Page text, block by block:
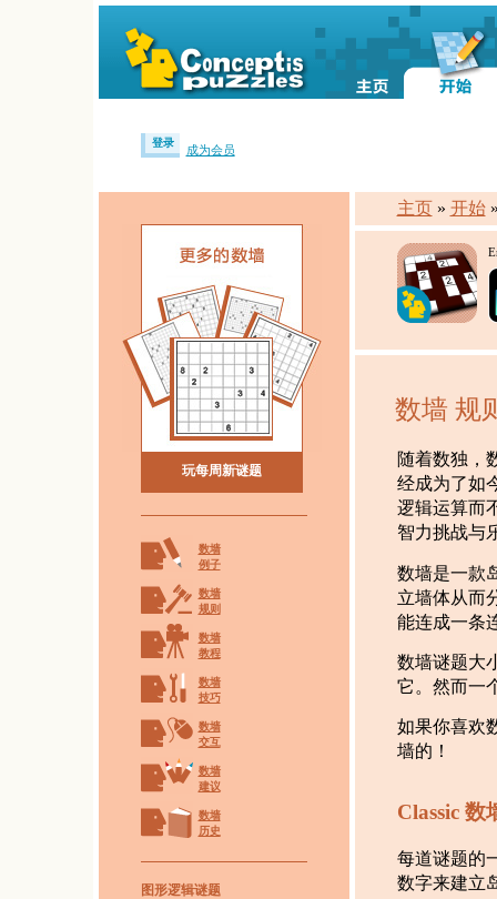
登录
成为会员
玩每周新谜题
数墙
例子
数墙
规则
数墙
教程
数墙
技巧
数墙
交互
数墙
建议
数墙
历史
图形逻辑谜题
主页 » 开始
数墙 规
随着数独，
经成为了如
逻辑运算而
智力挑战与
数墙是一款
立墙体从而
能连成一条
数墙谜题大
它。然而一
如果你喜欢
墙的！
Classic 数
每道谜题的
数字来建立